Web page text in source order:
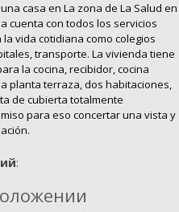
casa en La zona de La Salud en
cuenta con todos los servicios
vida cotidiana como colegios
transporte. La vivienda tiene
la cocina, recibidor, cocina
planta terraza, dos habitaciones,
de cubierta totalmente
para eso concertar una vista y
: